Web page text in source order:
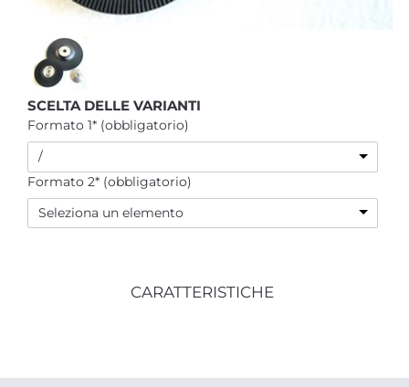
SCELTA DELLE VARIANTI
Formato 1* (obbligatorio)
/
Formato 2* (obbligatorio)
Seleziona un elemento
CARATTERISTICHE